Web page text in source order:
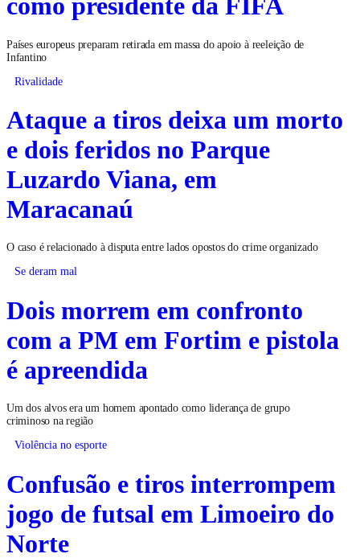
Países europeus preparam retirada em massa do apoio à reeleição de
Infantino
Rivalidade
Ataque a tiros deixa um morto
e dois feridos no Parque
Luzardo Viana, em
Maracanaú
O caso é relacionado à disputa entre lados opostos do crime organizado
Se deram mal
Dois morrem em confronto
com a PM em Fortim e pistola
é apreendida
Um dos alvos era um homem apontado como liderança de grupo
criminoso na região
Violência no esporte
Confusão e tiros interrompem
jogo de futsal em Limoeiro do
Norte